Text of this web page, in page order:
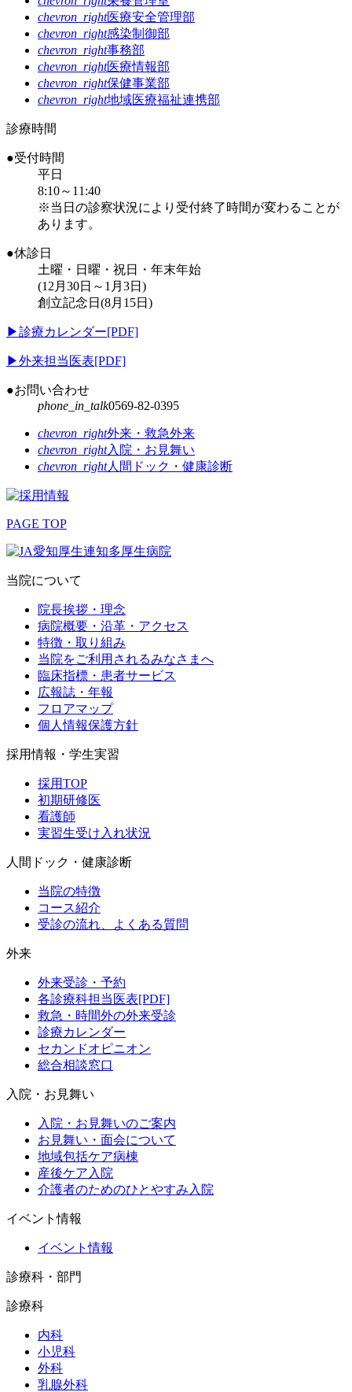
chevron_right医療安全管理部
chevron_right感染制御部
chevron_right事務部
chevron_right医療情報部
chevron_right保健事業部
chevron_right地域医療福祉連携部
診療時間
●受付時間
平日
8:10～11:40
※当日の診察状況により受付終了時間が変わることが
あります。
●休診日
土曜・日曜・祝日・年末年始
(12月30日～1月3日)
創立記念日(8月15日)
▶診療カレンダー[PDF]
▶外来担当医表[PDF]
●お問い合わせ
phone_in_talk0569-82-0395
chevron_right外来・救急外来
chevron_right入院・お見舞い
chevron_right人間ドック・健康診断
PAGE TOP
当院について
院長挨拶・理念
病院概要・沿革・アクセス
特徴・取り組み
当院をご利用されるみなさまへ
臨床指標・患者サービス
広報誌・年報
フロアマップ
個人情報保護方針
採用情報・学生実習
採用TOP
初期研修医
看護師
実習生受け入れ状況
人間ドック・健康診断
当院の特徴
コース紹介
受診の流れ、よくある質問
外来
外来受診・予約
各診療科担当医表[PDF]
救急・時間外の外来受診
診療カレンダー
セカンドオピニオン
総合相談窓口
入院・お見舞い
入院・お見舞いのご案内
お見舞い・面会について
地域包括ケア病棟
産後ケア入院
介護者のためのひとやすみ入院
イベント情報
イベント情報
診療科・部門
診療科
内科
小児科
外科
乳腺外科